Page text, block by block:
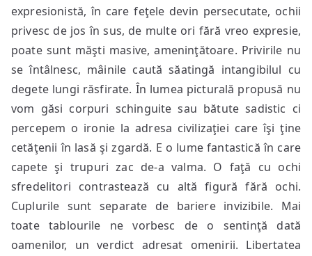
expresionistă, în care feţele devin persecutate, ochii
privesc de jos în sus, de multe ori fără vreo expresie,
poate sunt măşti masive, ameninţătoare. Privirile nu
se întâlnesc, mâinile caută săatingă intangibilul cu
degete lungi răsfirate. În lumea picturală propusă nu
vom găsi corpuri schinguite sau bătute sadistic ci
percepem o ironie la adresa civilizaţiei care îşi ţine
cetăţenii în lasă şi zgardă. E o lume fantastică în care
capete şi trupuri zac de-a valma. O faţă cu ochi
sfredelitori contrastează cu altă figură fără ochi.
Cuplurile sunt separate de bariere invizibile. Mai
toate tablourile ne vorbesc de o sentinţă dată
oamenilor, un verdict adresat omenirii. Libertatea